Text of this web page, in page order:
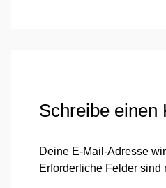
Schreibe einen
Deine E-Mail-Adresse
Erforderliche Felder sind